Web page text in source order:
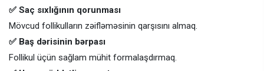
✅ Saç sıxlığının qorunması
Mövcud follikulların zəifləməsinin qarşısını almaq.
✅ Baş dərisinin bərpası
Follikul üçün sağlam mühit formalaşdırmaq.